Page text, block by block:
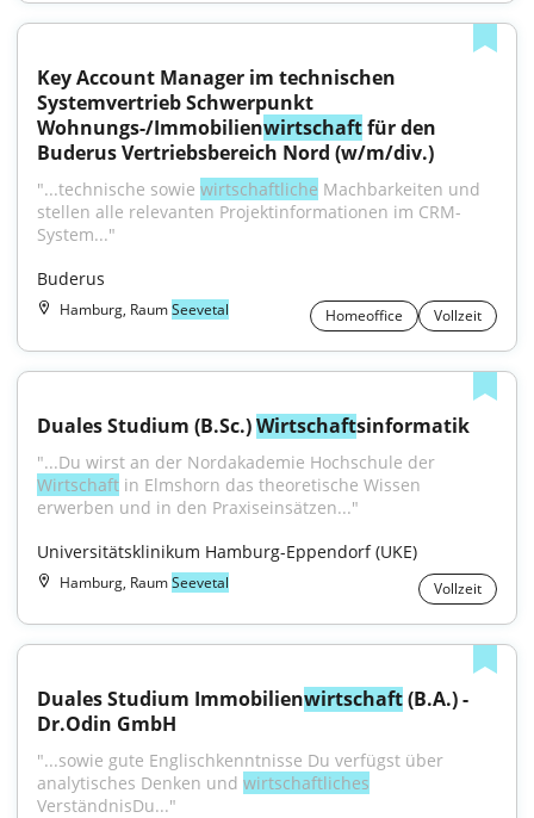
Key Account Manager im technischen
Systemvertrieb Schwerpunkt
Wohnungs-/Immobilienwirtschaft für den
Buderus Vertriebsbereich Nord (w/m/div.)
"...technische sowie wirtschaftliche Machbarkeiten und
stellen alle relevanten Projektinformationen im CRM-
System..."
Buderus
Hamburg, RaumSeevetal Homeoffice Vollzeit
Duales Studium (B.Sc.) Wirtschaftsinformatik
Wirtschaft in Elmshorn das theoretische Wissen
erwerben und in den Praxiseinsätzen..."
Universitätsklinikum Hamburg-Eppendorf (UKE)
Hamburg, RaumSeevetal Vollzeit
Duales Studium Immobilienwirtschaft (B.A.) -
Dr.Odin GmbH
"...sowie gute Englischkenntnisse Du verfügst über
analytisches Denken und wirtschaftliches
VerständnisDu..."